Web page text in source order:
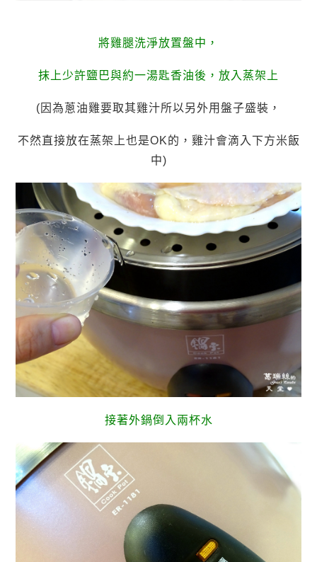
將雞腿洗淨放置盤中，
抹上少許鹽巴與約一湯匙香油後，放入蒸架上
(因為蔥油雞要取其雞汁所以另外用盤子盛裝，
不然直接放在蒸架上也是OK的，雞汁會滴入下方米飯
中)
接著外鍋倒入兩杯水